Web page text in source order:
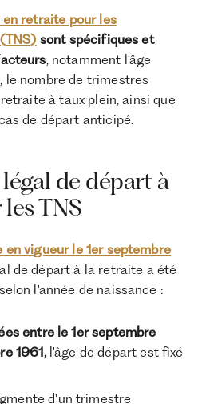
retraite pour les
sont spécifiques et
, notamment l'âge
le nombre de trimestres
à taux plein, ainsi que
de départ anticipé.
de départ à
TNS
vigueur le 1er septembre
de départ à la retraite a été
l'année de naissance :
entre le 1er septembre
1961,l'âge de départ est fixé
d'un trimestre